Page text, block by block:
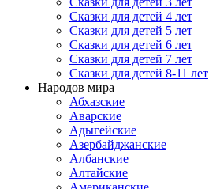
Сказки для детей 4 лет
Сказки для детей 5 лет
Сказки для детей 6 лет
Сказки для детей 7 лет
Сказки для детей 8-11 лет
Народов мира
Абхазские
Аварские
Адыгейские
Азербайджанские
Албанские
Алтайские